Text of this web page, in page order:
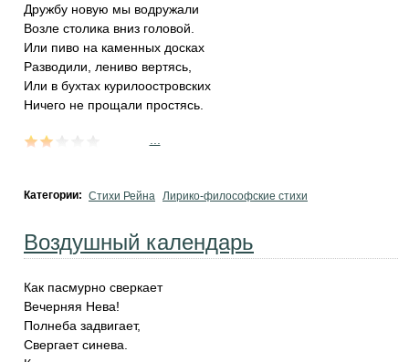
Дружбу новую мы водружали
Возле столика вниз головой.
Или пиво на каменных досках
Разводили, лениво вертясь,
Или в бухтах курилоостровских
Ничего не прощали простясь.
Категории: Стихи Рейна Лирико-философские стихи
Воздушный календарь
Как пасмурно сверкает
Вечерняя Нева!
Полнеба задвигает,
Свергает синева.